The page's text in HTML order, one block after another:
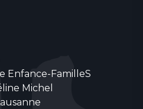
Enfance-FamilleS
Michel